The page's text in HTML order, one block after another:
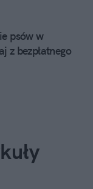
psów w
z bezpłatnego